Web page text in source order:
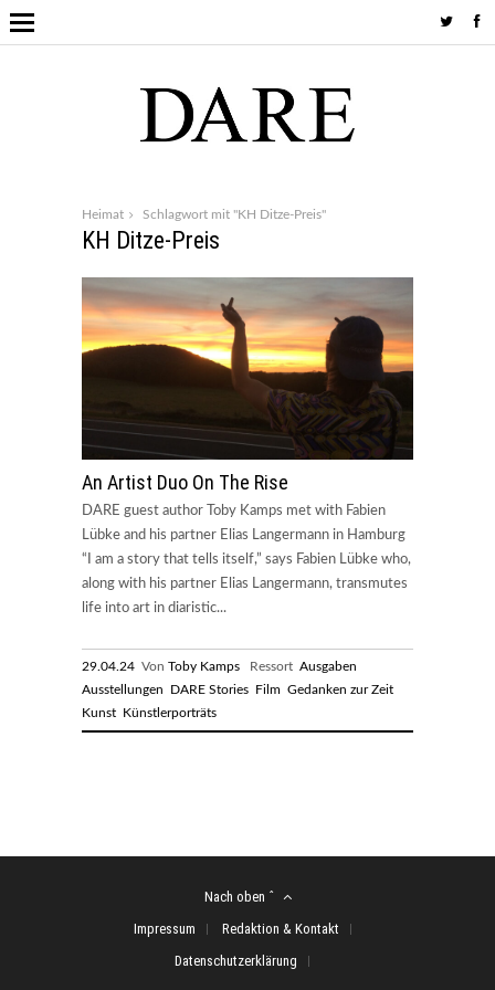
Heimat Schlagwort mit "KH Ditze-Preis"
KH Ditze-Preis
An Artist Duo On The Rise
DARE guest author Toby Kamps met with Fabien
Lübke and his partner Elias Langermann in Hamburg
“I am a story that tells itself,” says Fabien Lübke who,
along with his partner Elias Langermann, transmutes
life into art in diaristic...
29.04.24 Von Toby Kamps Ressort Ausgaben
Ausstellungen
DARE Stories Film Gedanken zur Zeit
Kunst Künstlerporträts
Nach oben ˆ
Impressum
Redaktion & Kontakt
Datenschutzerklärung